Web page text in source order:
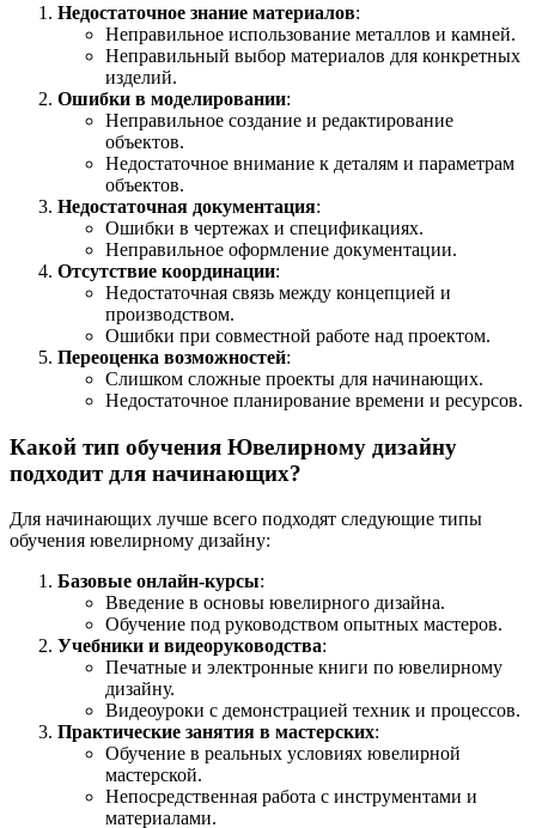
Недостаточное знание материалов:
Неправильное использование металлов и камней.
Неправильный выбор материалов для конкретных
изделий.
Ошибки в моделировании:
Неправильное создание и редактирование
объектов.
Недостаточное внимание к деталям и параметрам
объектов.
Недостаточная документация:
Ошибки в чертежах и спецификациях.
Неправильное оформление документации.
Отсутствие координации:
Недостаточная связь между концепцией и
производством.
Ошибки при совместной работе над проектом.
Переоценка возможностей:
Слишком сложные проекты для начинающих.
Недостаточное планирование времени и ресурсов.
Какой тип обучения Ювелирному дизайну
подходит для начинающих?
Для начинающих лучше всего подходят следующие типы
обучения ювелирному дизайну:
Базовые онлайн-курсы:
Введение в основы ювелирного дизайна.
Обучение под руководством опытных мастеров.
Учебники и видеоруководства:
Печатные и электронные книги по ювелирному
дизайну.
Видеоуроки с демонстрацией техник и процессов.
Практические занятия в мастерских:
Обучение в реальных условиях ювелирной
мастерской.
Непосредственная работа с инструментами и
материалами.